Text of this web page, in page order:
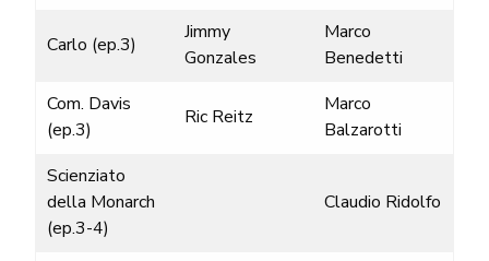
Carlo (ep.3)
Jimmy
Gonzales
Marco
Benedetti
Com. Davis
(ep.3)
Ric Reitz
Marco
Balzarotti
Scienziato
della Monarch
(ep.3-4)
Claudio Ridolfo